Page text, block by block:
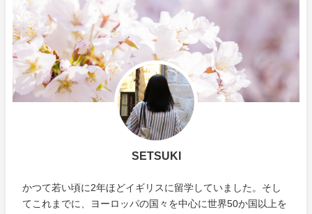
SETSUKI
かつて若い頃に2年ほどイギリスに留学していました。そし
てこれまでに、ヨーロッパの国々を中心に世界50か国以上を